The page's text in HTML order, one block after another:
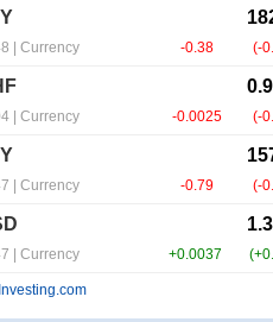
Investing.com